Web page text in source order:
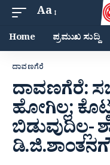
Aa
Home ಪ್ರಮುಖ ಸುದ್ದಿ
ದಾವಣಗೆರೆ
ದಾವಣಗೆರೆ:
ಹೋಗಿಲ್ಲ;
ಬಿಡುವುದಿಲ್ಲ-